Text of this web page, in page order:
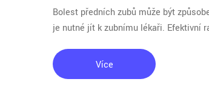
Bolest předních zubů může být
je nutné jít k zubnímu lékaři. Efektivní
Více